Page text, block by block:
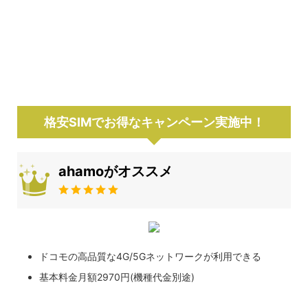
格安SIMでお得なキャンペーン実施中！
ahamoがオススメ
ドコモの高品質な4G/5Gネットワークが利用できる
基本料金月額2970円(機種代金別途)